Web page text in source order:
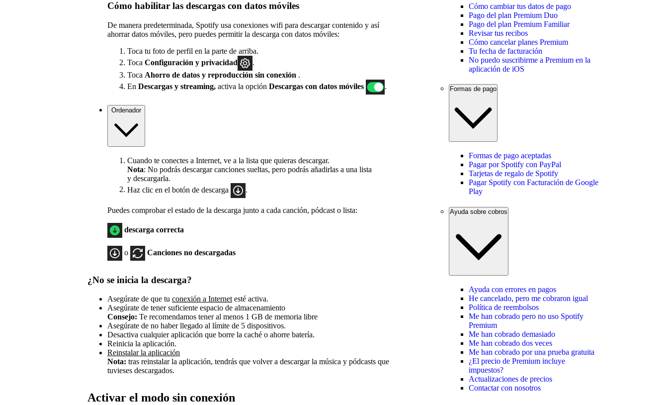
Cómo habilitar las descargas con datos móviles
De manera predeterminada, Spotify usa conexiones wifi para descargar contenido y así
ahorrar datos móviles, pero puedes permitir la descarga con datos móviles:
Toca tu foto de perfil en la parte de arriba.
Toca Configuración y privacidad
.
Toca Ahorro de datos y reproducción sin conexión .
En Descargas y streaming, activa la opción Descargas con datos móviles .
Ordenador
Cuando te conectes a Internet, ve a la lista que quieras descargar.
Nota: No podrás descargar canciones sueltas, pero podrás añadirlas a una lista
y descargarla.
Haz clic en el botón de descarga
Puedes comprobar el estado de la descarga junto a cada canción, pódcast o lista:
descarga correcta
o Canciones no descargadas
¿No se inicia la descarga?
Asegúrate de que tu conexión a Internetesté activa.
Asegúrate de tener suficiente espacio de almacenamiento
Consejo: Te recomendamos tener al menos 1 GB de memoria libre
Asegúrate de no haber llegado al límite de 5 dispositivos.
Desactiva cualquier aplicación que borre la caché o ahorre batería.
Reinicia la aplicación.
Reinstalar la aplicación
Nota: tras reinstalar la aplicación, tendrás que volver a descargar la música y pódcasts que
tuvieses descargados.
Activar el modo sin conexión
Cómo cambiar tus datos de pago
Pago del plan Premium Duo
Pago del plan Premium Familiar
Revisar tus recibos
Cómo cancelar planes Premium
Tu fecha de facturación
No puedo suscribirme a Premium en la
aplicación de iOS
Formas de pago
Formas de pago aceptadas
Pagar por Spotify con PayPal
Tarjetas de regalo de Spotify
Pagar Spotify con Facturación de Google
Play
Ayuda sobre cobros
Ayuda con errores en pagos
He cancelado, pero me cobraron igual
Política de reembolsos
Me han cobrado pero no uso Spotify
Premium
Me han cobrado demasiado
Me han cobrado dos veces
Me han cobrado por una prueba gratuita
¿El precio de Premium incluye
impuestos?
Actualizaciones de precios
Contactar con nosotros